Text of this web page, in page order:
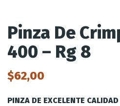
Pinza De
400 – Rg 8
$62,00
PINZA DE EXCELENTE